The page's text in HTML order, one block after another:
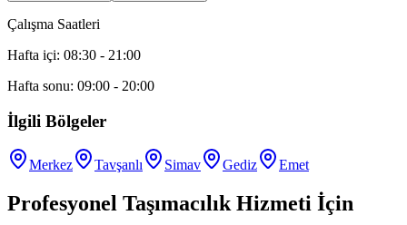
Çalışma Saatleri
Hafta içi: 08:30 - 21:00
Hafta sonu: 09:00 - 20:00
İlgili Bölgeler
Merkez Tavşanlı Simav Gediz Emet
Profesyonel Taşımacılık Hizmeti İçin